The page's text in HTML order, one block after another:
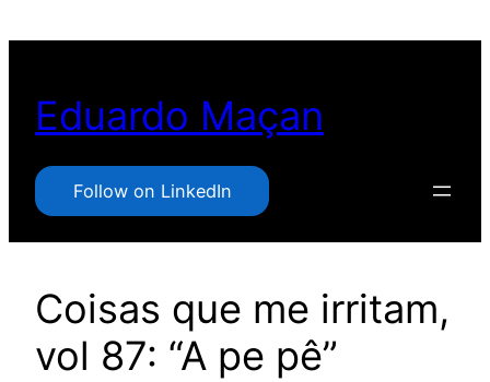
conteúdo
Eduardo Maçan
Follow on LinkedIn
Coisas que me irritam,
vol 87: “A pe pê”